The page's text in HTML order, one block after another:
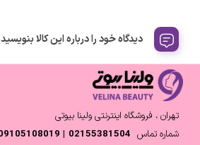
دیدگاه خود را درباره این کالا بنویسید
تهران ، فروشگاه اینترنتی ولینا بیوتی
شماره تماس 02155381504 | 09105108019